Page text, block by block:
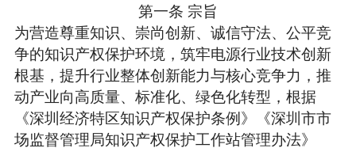
联系我们
第一条 宗旨
为营造尊重知识、崇尚创新、诚信守法、公平竞
争的知识产权保护环境，筑牢电源行业技术创新
根基，提升行业整体创新能力与核心竞争力，推
动产业向高质量、标准化、绿色化转型，根据
《深圳经济特区知识产权保护条例》《深圳市市
场监督管理局知识产权保护工作站管理办法》